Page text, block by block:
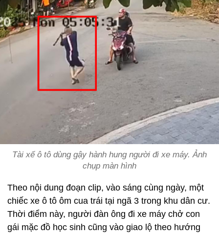
Tài xế ô tô dùng gậy hành hung người đi xe máy. Ảnh
chụp màn hình
Theo nội dung đoạn clip, vào sáng cùng ngày, một
chiếc xe ô tô ôm cua trái tại ngã 3 trong khu dân cư.
Thời điểm này, người đàn ông đi xe máy chở con
gái mặc đồ học sinh cũng vào giao lộ theo hướng